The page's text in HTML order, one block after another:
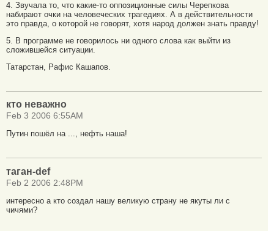
4. Звучала то, что какие-то оппозиционные силы Черепкова
набирают очки на человеческих трагедиях. А в действительности
это правда, о которой не говорят, хотя народ должен знать правду!
5. В программе не говорилось ни одного слова как выйти из
сложившейся ситуации.
Татарстан, Рафис Кашапов.
кто неважно
Feb 3 2006 6:55AM
Путин пошёл на ..., нефть наша!
таган-def
Feb 2 2006 2:48PM
интересно а кто создал нашу великую страну не якуты ли с
чичями?